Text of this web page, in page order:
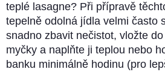
teplé lasagne? Při přípravě
tepelně odolná jídla velmi často
snadno zbavit nečistot, vložte
myčky a naplňte ji teplou nebo
banku minimálně hodinu (pro